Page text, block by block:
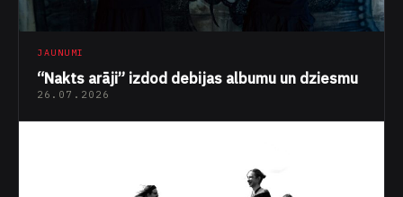
JAUNUMI
“Nakts arāji” izdod debijas albumu un dziesmu
26.07.2026